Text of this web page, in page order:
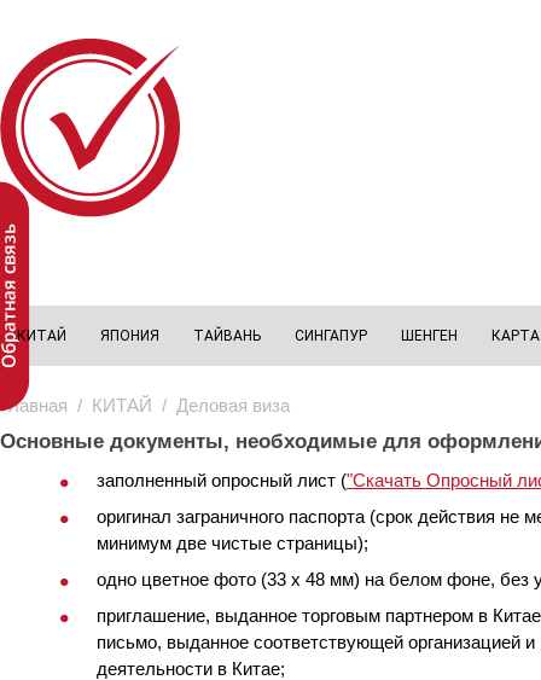
Перейти к основному содержанию
КИТАЙ ЯПОНИЯ ТАЙВАНЬ СИНГАПУР ШЕНГЕН
Главная / КИТАЙ / Деловая виза
Основные документы, необходимые для
заполненный опросный лист ("Скачать Опросный
оригинал заграничного паспорта (срок действия
минимум две чистые страницы);
одно цветное фото (33 х 48 мм) на белом фоне, без
приглашение, выданное торговым партнером в
письмо, выданное соответствующей организацией
деятельности в Китае;